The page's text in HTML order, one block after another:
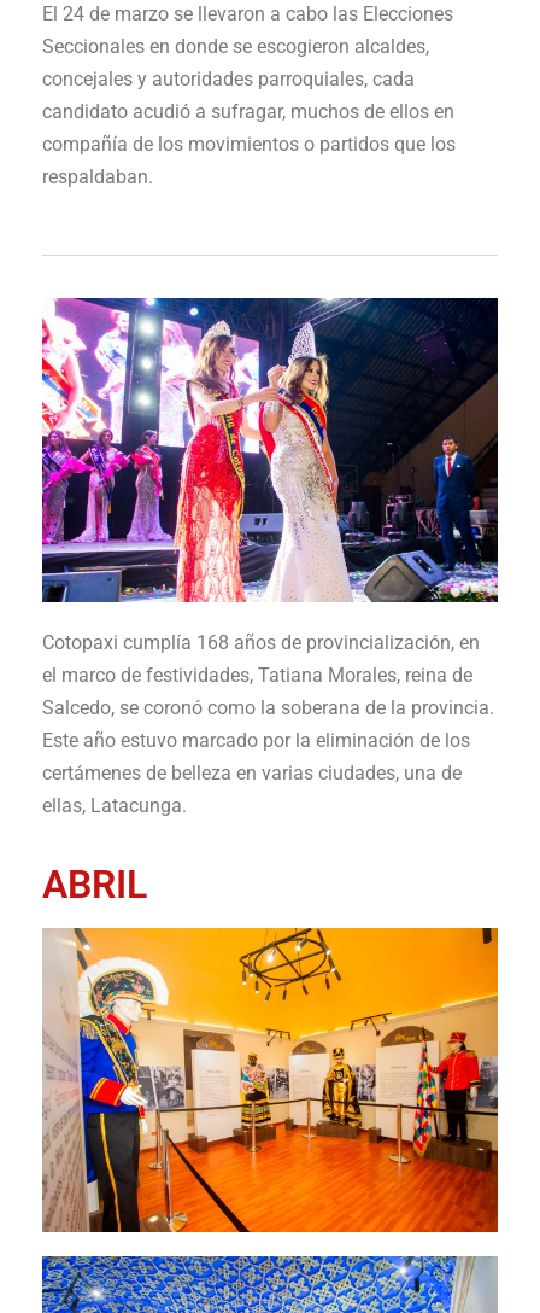
El 24 de marzo se llevaron a cabo las Elecciones
Seccionales en donde se escogieron alcaldes,
concejales y autoridades parroquiales, cada
candidato acudió a sufragar, muchos de ellos en
compañía de los movimientos o partidos que los
respaldaban.
Cotopaxi cumplía 168 años de provincialización, en
el marco de festividades, Tatiana Morales, reina de
Salcedo, se coronó como la soberana de la provincia.
Este año estuvo marcado por la eliminación de los
certámenes de belleza en varias ciudades, una de
ellas, Latacunga.
ABRIL